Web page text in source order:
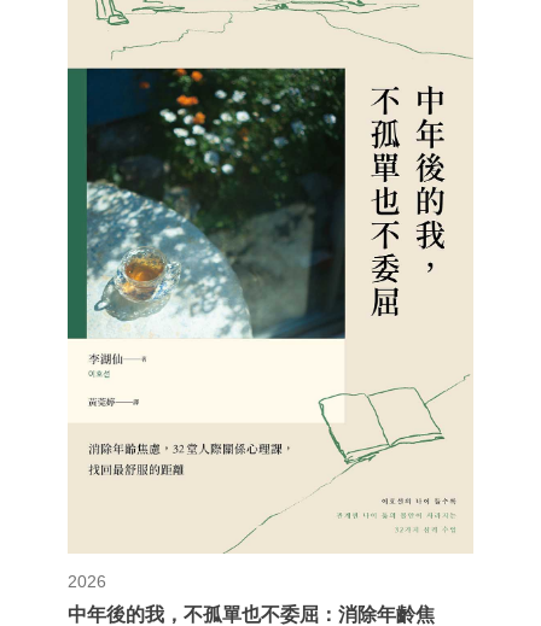
2026
中年後的我，不孤單也不委屈：消除年齡焦